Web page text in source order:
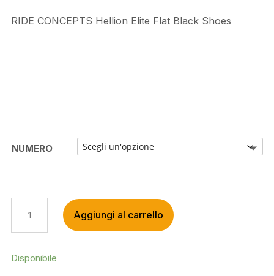
RIDE CONCEPTS Hellion Elite Flat Black Shoes
NUMERO
CONCEPTS
HELLION
FLAT
Aggiungi al carrello
Disponibile